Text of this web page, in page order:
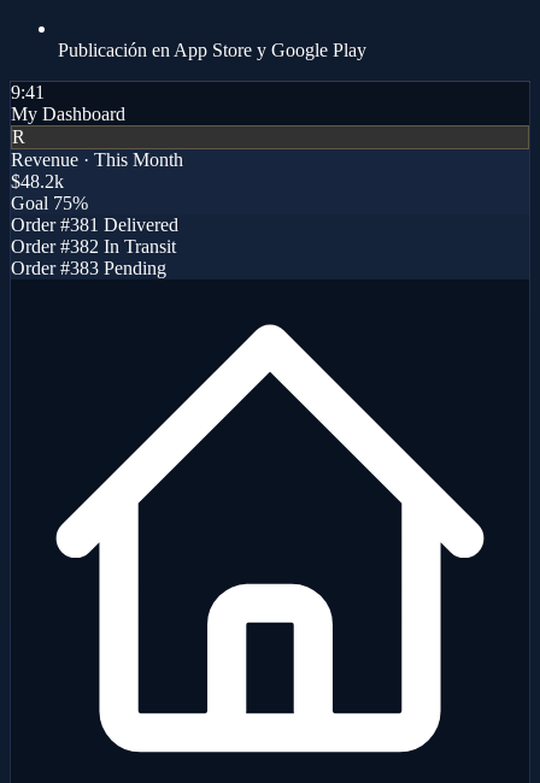
Publicación en App Store y Google Play
9:41
My Dashboard
R
Revenue · This Month
$48.2k
Goal 75%
Order #381 Delivered
Order #382 In Transit
Order #383 Pending